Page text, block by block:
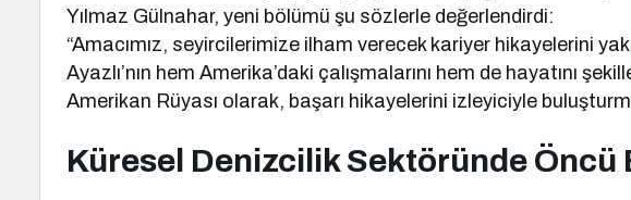
Yılmaz Gülnahar, yeni bölümü şu sözlerle değerlendirdi:
“Amacımız, seyircilerimize ilham verecek kariyer hikayelerini
Ayazlı’nın hem Amerika’daki çalışmalarını hem de hayatını
Amerikan Rüyası olarak, başarı hikayelerini izleyiciyle
Küresel Denizcilik Sektöründe Öncü